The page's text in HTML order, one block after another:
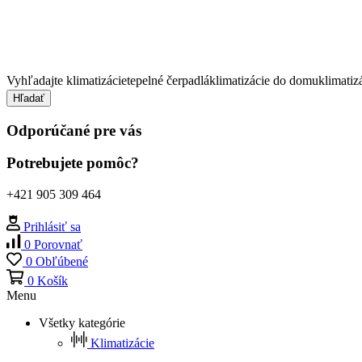
Vyhľadajte klimatizácietepelné čerpadláklimatizácie do domu
Hľadať
Odporúčané pre vás
Potrebujete pomôc?
+421 905 309 464
Prihlásiť sa
0 Porovnať
0 Obľúbené
0 Košík
Menu
Všetky kategórie
Klimatizácie